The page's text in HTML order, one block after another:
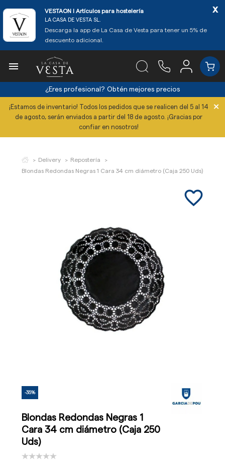
VESTAON l Artículos para hostelería
LA CASA DE VESTA SL.
Descarga la app de La Casa de Vesta para tener un 5% de
descuento adicional.
x

¿Eres profesional? Obtén mejores precios
¡Estamos de inventario! Todos los pedidos que se realicen del 5 al 14
de agosto, serán enviados a partir del 18 de agosto. ¡Gracias por
confiar en nosotros!
×
Delivery
Repostería
Blondas Redondas Negras 1 Cara 34 cm diámetro (Caja 250 Uds)
favorite_border
-35%
Blondas Redondas Negras 1
Cara 34 cm diámetro (Caja 250
Uds)